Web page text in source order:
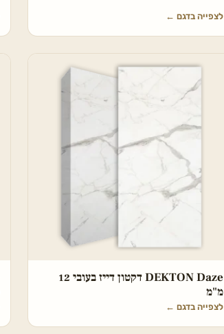
לצפייה בדגם ←
DEKTON Daze דקטון דייז בעובי 12
מ"מ
לצפייה בדגם ←